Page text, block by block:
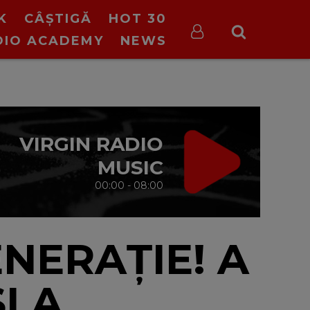
CÂȘTIGĂ
HOT 30
ACADEMY NEWS
VIRGIN RADIO
MUSIC
00:00 - 08:00
A